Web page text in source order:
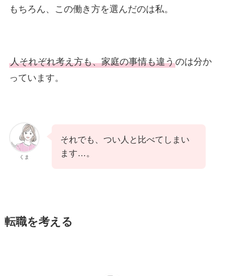
もちろん、この働き方を選んだのは私。
人それぞれ考え方も、家庭の事情も違うのは分か
っています。
くま
それでも、つい人と比べてしまい
ます…。
転職を考える